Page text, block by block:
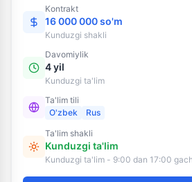
Kontrakt
16 000 000 so'm
Kunduzgi shakli
Davomiylik
4 yil
Kunduzgi ta'lim
Ta'lim tili
O'zbek
Rus
Ta'lim shakli
Kunduzgi ta'lim
Kunduzgi ta'lim - 9:00 dan 17:00